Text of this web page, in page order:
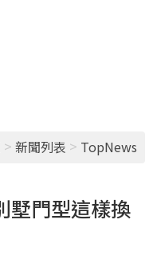
> 新聞列表 > TopNews
墅門型這樣換